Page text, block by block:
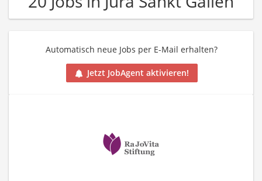
Automatisch neue Jobs per E-Mail erhalten?
Jetzt JobAgent aktivieren!